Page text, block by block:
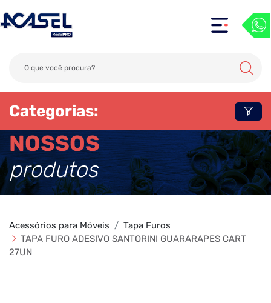
Categorias:
NOSSOS
produtos
Acessórios para Móveis
Tapa Furos
TAPA FURO ADESIVO SANTORINI GUARARAPES CART
27UN